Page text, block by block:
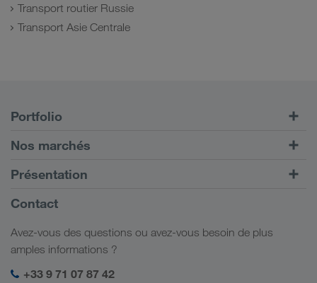
Transport routier Russie
Transport Asie Centrale
Portfolio
Transports routiers
Portail client CONNECT
Solutions numériques
Mon espace de connexion LKW WALTER
Nos marchés
Europe
Caucase
Asie Centrale
Moyen-Orient
Afrique du Nord
Présentation
Informations générales
Responsabilité sociale
Contact
Avez-vous des questions ou avez-vous besoin de plus
amples informations ?
+33 9 71 07 87 42